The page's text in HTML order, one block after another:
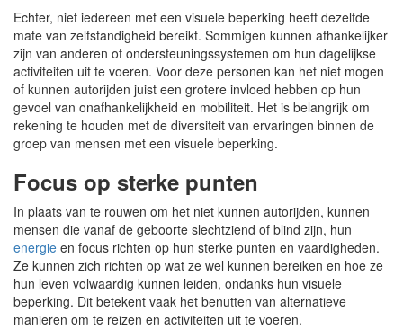
Echter, niet iedereen met een visuele beperking heeft dezelfde
mate van zelfstandigheid bereikt. Sommigen kunnen afhankelijker
zijn van anderen of ondersteuningssystemen om hun dagelijkse
activiteiten uit te voeren. Voor deze personen kan het niet mogen
of kunnen autorijden juist een grotere invloed hebben op hun
gevoel van onafhankelijkheid en mobiliteit. Het is belangrijk om
rekening te houden met de diversiteit van ervaringen binnen de
groep van mensen met een visuele beperking.
Focus op sterke punten
In plaats van te rouwen om het niet kunnen autorijden, kunnen
mensen die vanaf de geboorte slechtziend of blind zijn, hun
energie en focus richten op hun sterke punten en vaardigheden.
Ze kunnen zich richten op wat ze wel kunnen bereiken en hoe ze
hun leven volwaardig kunnen leiden, ondanks hun visuele
beperking. Dit betekent vaak het benutten van alternatieve
manieren om te reizen en activiteiten uit te voeren.